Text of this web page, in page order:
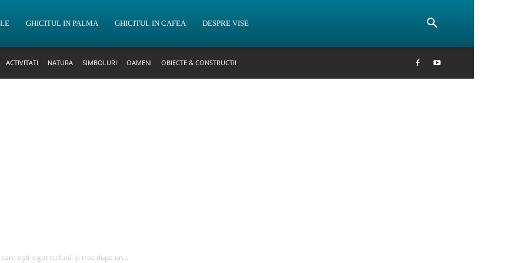
GHICITUL IN PALMA GHICITUL IN CAFEA DESPRE VISE
ACTIVITATI NATURA SIMBOLURI OAMENI OBIECTE & CONSTRUCTII
ești legat cu funii și tras dupa un...